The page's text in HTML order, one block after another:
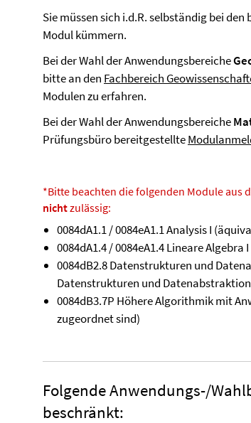
Sie müssen sich i.d.R. selbständig bei
Modul kümmern.
Bei der Wahl der Anwendungsbereiche
bitte an den Fachbereich
Modulen zu erfahren.
Bei der Wahl der Anwendungsbereiche
Prüfungsbüro bereitgestellte
*Bitte beachten die folgenden Module aus
nichtzulässig:
0084dA1.1 / 0084eA1.1 Analysis I
0084dA1.4 / 0084eA1.4 Lineare
0084dB2.8 Datenstrukturen und
Datenstrukturen und
0084dB3.7P Höhere Algorithmik mit
zugeordnet sind)
Folgende Anwendungs-/
beschränkt: